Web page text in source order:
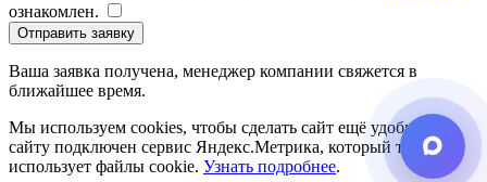
ознакомлен.
Отправить заявку
Ваша заявка получена, менеджер компании свяжется в
ближайшее время.
Мы используем cookies, чтобы сделать сайт ещё удобнее. К
сайту подключен сервис Яндекс.Метрика, который также
использует файлы cookie. Узнать подробнее.